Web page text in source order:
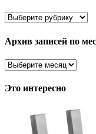
Здесь
рассортировано
Архив записей по
Архив
по
Это интересно